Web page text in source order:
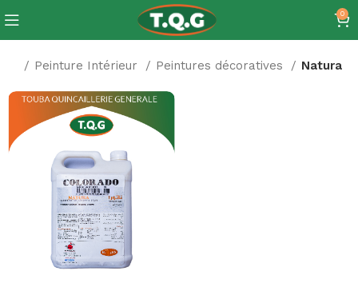
0
Peinture Intérieur Peintures décoratives Natura